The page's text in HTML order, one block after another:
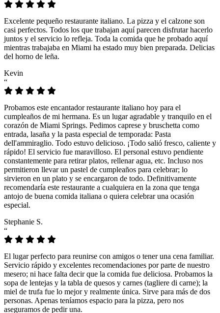
Excelente pequeño restaurante italiano. La pizza y el calzone son
casi perfectos. Todos los que trabajan aquí parecen disfrutar hacerlo
juntos y el servicio lo refleja. Toda la comida que he probado aquí
mientras trabajaba en Miami ha estado muy bien preparada. Delicias
del horno de leña.
Kevin
“
Probamos este encantador restaurante italiano hoy para el
cumpleaños de mi hermana. Es un lugar agradable y tranquilo en el
corazón de Miami Springs. Pedimos caprese y bruschetta como
entrada, lasaña y la pasta especial de temporada: Pasta
dell'ammiraglio. Todo estuvo delicioso. ¡Todo salió fresco, caliente y
rápido! El servicio fue maravilloso. El personal estuvo pendiente
constantemente para retirar platos, rellenar agua, etc. Incluso nos
permitieron llevar un pastel de cumpleaños para celebrar; lo
sirvieron en un plato y se encargaron de todo. Definitivamente
recomendaría este restaurante a cualquiera en la zona que tenga
antojo de buena comida italiana o quiera celebrar una ocasión
especial.
Stephanie S.
“
El lugar perfecto para reunirse con amigos o tener una cena familiar.
Servicio rápido y excelentes recomendaciones por parte de nuestro
mesero; ni hace falta decir que la comida fue deliciosa. Probamos la
sopa de lentejas y la tabla de quesos y carnes (tagliere di carne); la
miel de trufa fue lo mejor y realmente única. Sirve para más de dos
personas. Apenas teníamos espacio para la pizza, pero nos
aseguramos de pedir una.